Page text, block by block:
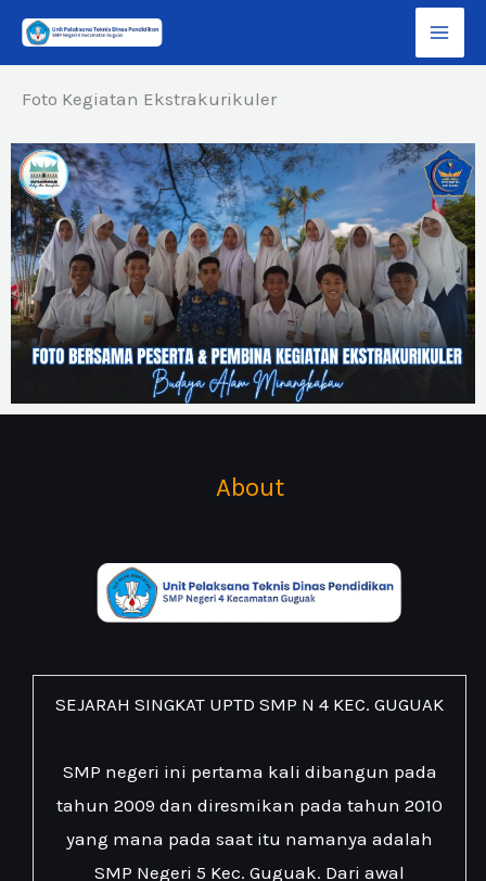
Lewati
Foto Kegiatan Ekstrakurikuler
About
SEJARAH SINGKAT UPTD SMP N 4 KEC. GUGUAK
SMP negeri ini pertama kali dibangun pada
tahun 2009 dan diresmikan pada tahun 2010
yang mana pada saat itu namanya adalah
SMP Negeri 5 Kec. Guguak. Dari awal